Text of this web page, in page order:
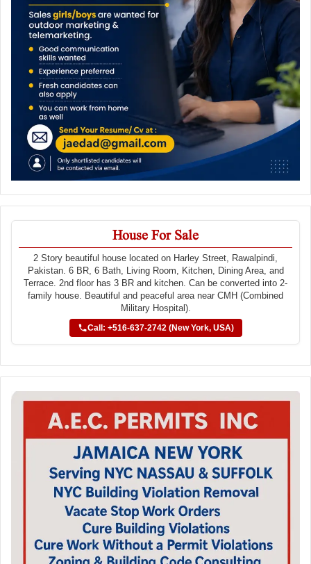
House For Sale
2 Story beautiful house located on Harley Street, Rawalpindi,
Pakistan. 6 BR, 6 Bath, Living Room, Kitchen, Dining Area, and
Terrace. 2nd floor has 3 BR and kitchen. Can be converted into 2-
family house. Beautiful and peaceful area near CMH (Combined
Military Hospital).
Call: +516-637-2742 (New York, USA)